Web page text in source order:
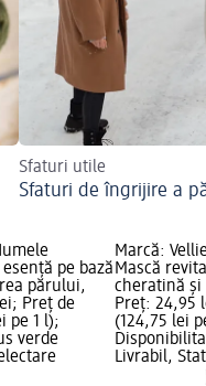
Sfaturi utile
Sfaturi de îngrijire a
pe bază
părului,
Preț de
pe 1 l);
verde
Marcă:
Mască
cheratină și
Preț: 24,95
(124,75 lei
Livrabil,